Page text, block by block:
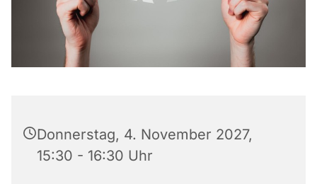
Donnerstag, 4. November 2027,
15:30 - 16:30 Uhr